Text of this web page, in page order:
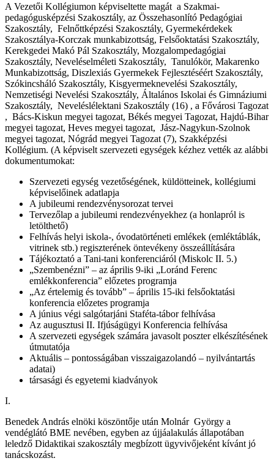
A Vezetői Kollégiumon képviseltette magát a Szakmai-
pedagógusképzési Szakosztály, az Összehasonlító Pedagógiai
Szakosztály, Felnőttképzési Szakosztály, Gyermekérdekek
Szakosztálya-Korczak munkabizottság, Felsőoktatási Szakosztály,
Kerekgedei Makó Pál Szakosztály, Mozgalompedagógiai
Szakosztály, Neveléselméleti Szakosztály, Tanulókör, Makarenko
Munkabizottság, Diszlexiás Gyermekek Fejlesztéséért Szakosztály,
Szókincsháló Szakosztály, Kisgyermeknevelési Szakosztály,
Nemzetiségi Nevelési Szakosztály, Általános Iskolai és Gimnáziumi
Szakosztály, Neveléslélektani Szakosztály (16) , a Fővárosi Tagozat
, Bács-Kiskun megyei tagozat, Békés megyei Tagozat, Hajdú-Bihar
megyei tagozat, Heves megyei tagozat, Jász-Nagykun-Szolnok
megyei tagozat, Nógrád megyei Tagozat (7), Szakképzési
Kollégium. (A képviselt szervezeti egységek kézhez vették az alábbi
dokumentumokat:
Szervezeti egység vezetőségének, küldötteinek, kollégiumi
képviselőinek adatlapja
A jubileumi rendezvénysorozat tervei
Tervezőlap a jubileumi rendezvényekhez (a honlapról is
letölthető)
Felhívás helyi iskola-, óvodatörténeti emlékek (emléktáblák,
vitrinek stb.) regiszterének öntevékeny összeállítására
Tájékoztató a Tani-tani konferenciáról (Miskolc II. 5.)
„Szembenézni” – az április 9-iki „Loránd Ferenc
emlékkonferencia” előzetes programja
„Az értelemig és tovább” – április 15-iki felsőoktatási
konferencia előzetes programja
A június végi salgótarjáni Staféta-tábor felhívása
Az augusztusi II. Ifjúságügyi Konferencia felhívása
A szervezeti egységek számára javasolt poszter elkészítésének
útmutatója
Aktuális – pontosságában visszaigazolandó – nyilvántartás
adatai)
társasági és egyetemi kiadványok
I.
Benedek András elnöki köszöntője után Molnár György a
vendéglátó BME nevében, egyben az újjáalakulás állapotában
leledző Didaktikai szakosztály megbízott ügyvivőjeként kívánt jó
tanácskozást.